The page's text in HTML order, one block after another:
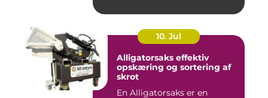
10. Jul
Alligatorsaks effektiv
opskæring og sortering af
skrot
En Alligatorsaks er en